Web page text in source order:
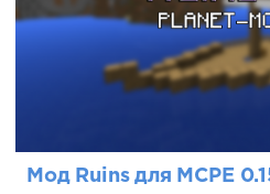
Мод Ruins для MCPE